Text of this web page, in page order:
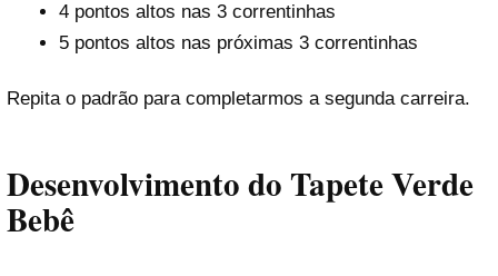
4 pontos altos nas 3 correntinhas
5 pontos altos nas próximas 3 correntinhas
Repita o padrão para completarmos a segunda carreira.
Desenvolvimento do Tapete Verde
Bebê